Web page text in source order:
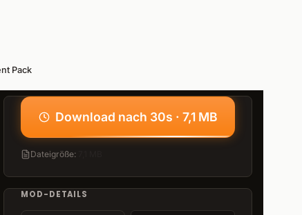
Pack
Download nach 30s · 7,1 MB
Dateigröße:
MOD-DETAILS